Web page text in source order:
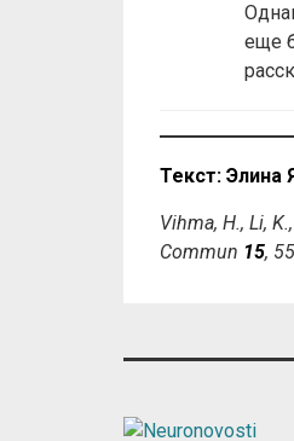
еще
Текст: Элина
Vihma, H., Li,
Commun 15,